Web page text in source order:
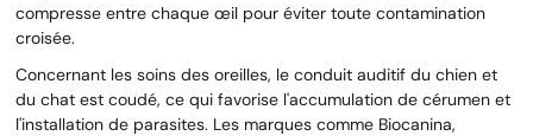
compresse entre chaque œil pour éviter toute contamination
croisée.
Concernant les soins des oreilles, le conduit auditif du chien et
du chat est coudé, ce qui favorise l'accumulation de cérumen et
l'installation de parasites. Les marques comme Biocanina,